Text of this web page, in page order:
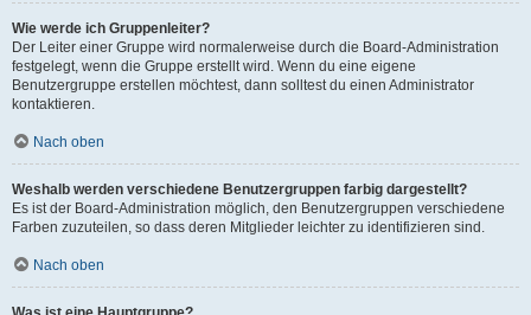
Wie werde ich Gruppenleiter?
Der Leiter einer Gruppe wird normalerweise durch die Board-Administration
festgelegt, wenn die Gruppe erstellt wird. Wenn du eine eigene
Benutzergruppe erstellen möchtest, dann solltest du einen Administrator
kontaktieren.
Nach oben
Weshalb werden verschiedene Benutzergruppen farbig dargestellt?
Es ist der Board-Administration möglich, den Benutzergruppen verschiedene
Farben zuzuteilen, so dass deren Mitglieder leichter zu identifizieren sind.
Nach oben